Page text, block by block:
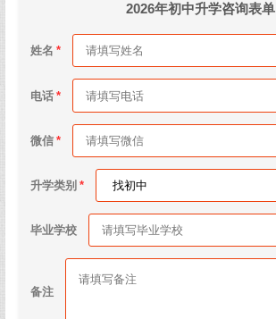
2026年初中升学咨询表单
姓名
电话
微信
升学类别
毕业学校
备注